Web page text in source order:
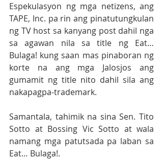
Espekulasyon ng mga netizens, ang
TAPE, Inc. pa rin ang pinatutungkulan
ng TV host sa kanyang post dahil nga
sa agawan nila sa title ng Eat…
Bulaga! kung saan mas pinaboran ng
korte na ang mga Jalosjos ang
gumamit ng title nito dahil sila ang
nakapagpa-trademark.
Samantala, tahimik na sina Sen. Tito
Sotto at Bossing Vic Sotto at wala
namang mga patutsada pa laban sa
Eat… Bulaga!.